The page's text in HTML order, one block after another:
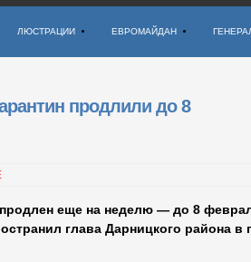
ЛЮСТРАЦИИ ЕВРОМАЙДАН
продлили до 8
еще на неделю — до 8
глава Дарницкого района в